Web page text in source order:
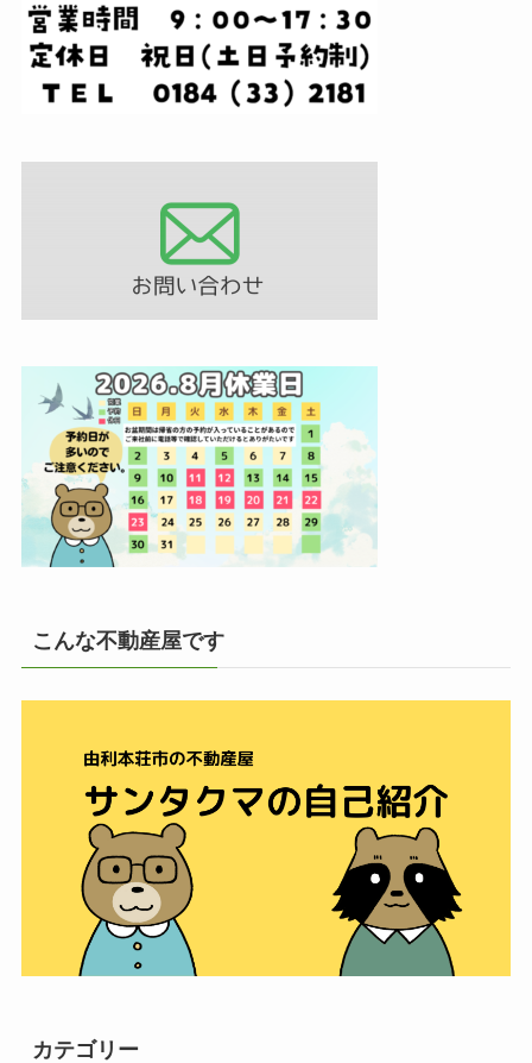
こんな不動産屋です
カテゴリー